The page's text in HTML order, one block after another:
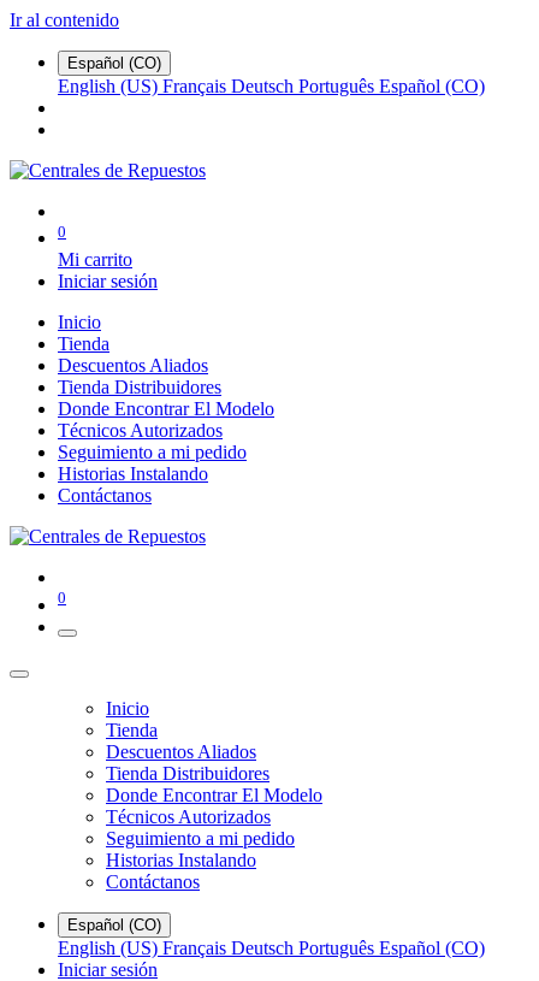
Ir al contenido
Español (CO)
English (US) Français Deutsch Português Español (CO)
0
Mi carrito
Iniciar sesión
Inicio
Tienda
Descuentos Aliados
Tienda Distribuidores
Donde Encontrar El Modelo
Técnicos Autorizados
Seguimiento a mi pedido
Historias Instalando
Contáctanos
0
Inicio
Tienda
Descuentos Aliados
Tienda Distribuidores
Donde Encontrar El Modelo
Técnicos Autorizados
Seguimiento a mi pedido
Historias Instalando
Contáctanos
Español (CO)
English (US) Français Deutsch Português Español (CO)
Iniciar sesión